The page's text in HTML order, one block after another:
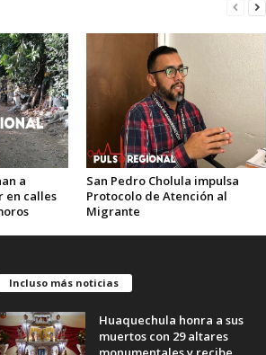
a
en calles
San Pedro Cholula impulsa
Protocolo de Atención al
Migrante
Incluso más noticias
Huaquechula honra a sus
muertos con 29 altares